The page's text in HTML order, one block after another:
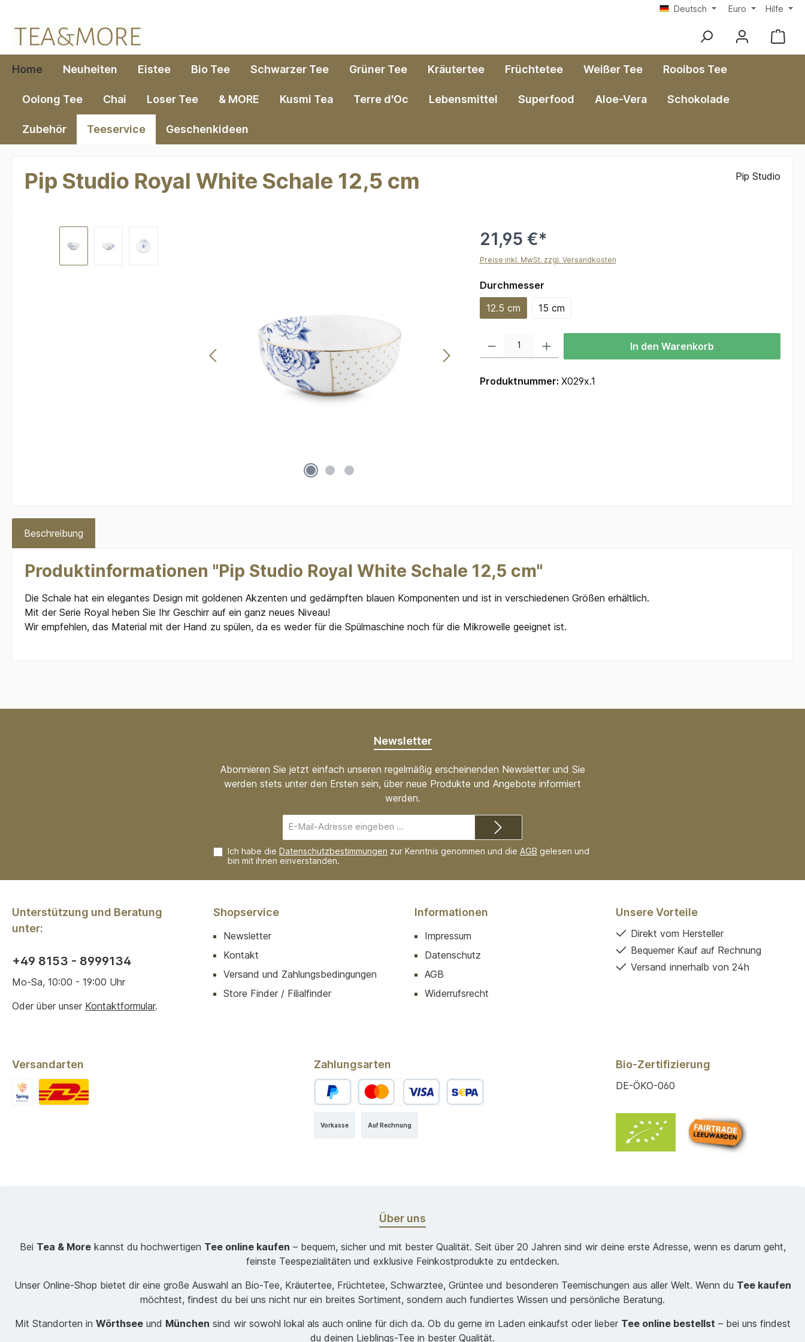
Deutsch Euro Hilfe
Home Neuheiten Eistee Bio Tee Schwarzer Tee Grüner Tee Kräutertee Früchtetee Weißer Tee Rooibos Tee
Oolong Tee Chai Loser Tee & MORE Kusmi Tea Terre d'Oc Lebensmittel Superfood Aloe-Vera Schokolade
Zubehör Teeservice Geschenkideen
Pip Studio Royal White Schale 12,5 cm Pip Studio
21,95 €*
Preise inkl. MwSt. zzgl. Versandkosten
Durchmesserauswählen
12.5 cm
15 cm
In den Warenkorb
Produktnummer: X029x.1
Beschreibung
Produktinformationen "Pip Studio Royal White Schale 12,5 cm"
Die Schale hat ein elegantes Design mit goldenen Akzenten und gedämpften blauen Komponenten und ist in verschiedenen Größen erhältlich.
Mit der Serie Royal heben Sie Ihr Geschirr auf ein ganz neues Niveau!
Wir empfehlen, das Material mit der Hand zu spülen, da es weder für die Spülmaschine noch für die Mikrowelle geeignet ist.
Newsletter
Abonnieren Sie jetzt einfach unseren regelmäßig erscheinenden Newsletter und Sie
werden stets unter den Ersten sein, über neue Produkte und Angebote informiert
werden.
Mail-
Adresse*
Ich habe die Datenschutzbestimmungen zur Kenntnis genommen und die AGB gelesen und
bin mit ihnen einverstanden.
Unterstützung und Beratung
unter:
+49 8153 - 8999134
Mo-Sa, 10:00 - 19:00 Uhr
Oder über unser Kontaktformular.
Shopservice
Newsletter
Kontakt
Versand und Zahlungsbedingungen
Store Finder / Filialfinder
Informationen
Impressum
Datenschutz
AGB
Widerrufsrecht
Unsere Vorteile
Direkt vom Hersteller
Bequemer Kauf auf Rechnung
Versand innerhalb von 24h
Versandarten Zahlungsarten
Auf Rechnung
Vorkasse
Bio-Zertifizierung
DE-ÖKO-060
Über uns
Bei Tea & Morekannst du hochwertigen Tee online kaufen – bequem, sicher und mit bester Qualität. Seit über 20 Jahren sind wir deine erste Adresse, wenn es darum geht,
feinste Teespezialitäten und exklusive Feinkostprodukte zu entdecken.
Unser Online-Shop bietet dir eine große Auswahl an Bio-Tee, Kräutertee, Früchtetee, Schwarztee, Grüntee und besonderen Teemischungen aus aller Welt. Wenn du Tee kaufen
möchtest, findest du bei uns nicht nur ein breites Sortiment, sondern auch fundiertes Wissen und persönliche Beratung.
Mit Standorten in Wörthseeund München sind wir sowohl lokal als auch online für dich da. Ob du gerne im Laden einkaufst oder lieber Tee online bestellst – bei uns findest
du deinen Lieblings-Tee in bester Qualität.